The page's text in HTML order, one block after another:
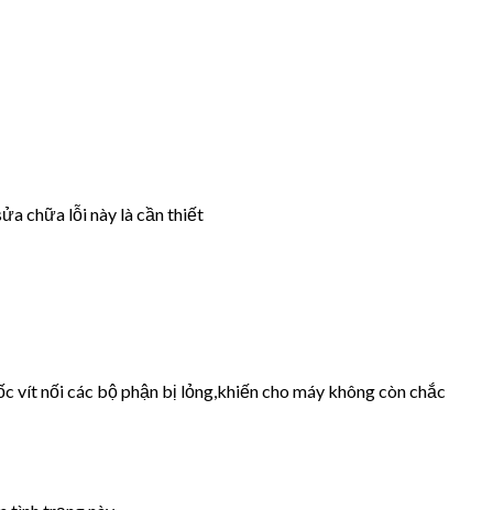
chữa lỗi này là cần thiết
vít nối các bộ phận bị lỏng,khiến cho máy không còn chắc